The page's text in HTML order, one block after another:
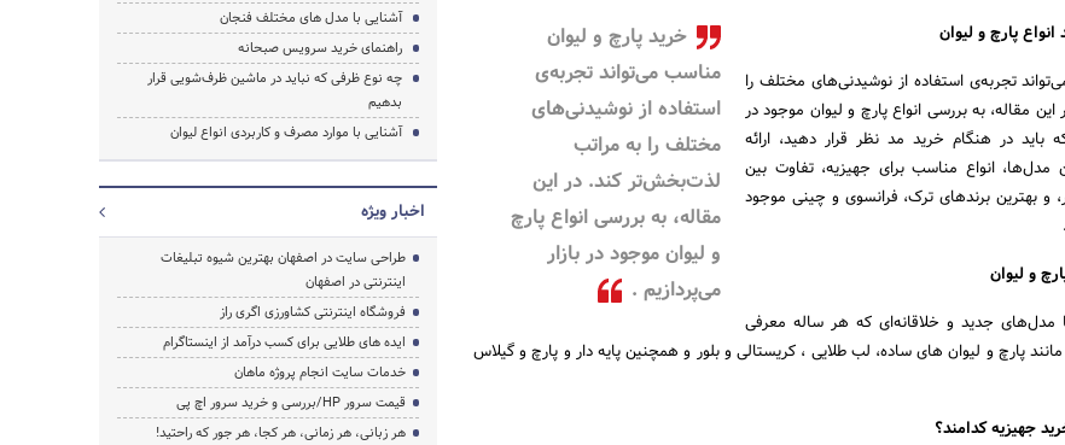
خرید پارچ و لیوان
مناسب می‌تواند تجربه‌ی
استفاده از نوشیدنی‌های
مختلف را به مراتب
لذت‌بخش‌تر کند. در این
مقاله، به بررسی انواع پارچ
و لیوان موجود در بازار
می‌پردازیم .
پارچ و لیوان
تجربه‌ی استفاده از نوشیدنی‌های مختلف را
مقاله، به بررسی انواع پارچ و لیوان موجود در
باید در هنگام خرید مد نظر قرار دهید، ارائه
انواع مناسب برای جهیزیه، تفاوت بین
و بهترین برندهای ترک، فرانسوی و چینی موجود
و لیوان
مدل‌های جدید و خلاقانه‌ای که هر ساله معرفی
پارچ و لیوان های ساده، لب طلایی ، کریستالی و بلور و همچنین پایه دار و پارچ و گیلاس
جهیزیه کدامند؟
آشنایی با مدل های مختلف فنجان
راهنمای خرید سرویس صبحانه
چه نوع ظرفی که نباید در ماشین ظرف‌شویی قرار
بدهیم
آشنایی با موارد مصرف و کاربردی انواع لیوان
اخبار ویژه
طراحی سایت در اصفهان بهترین شیوه تبلیغات
اینترنتی در اصفهان
فروشگاه اینترنتی کشاورزی اگری راز
ایده های طلایی برای کسب درآمد از اینستاگرام
خدمات سایت انجام پروژه ماهان
قیمت سرور HP/بررسی و خرید سرور اچ پی
هر زبانی، هر زمانی، هر کجا، هر جور که راحتید!